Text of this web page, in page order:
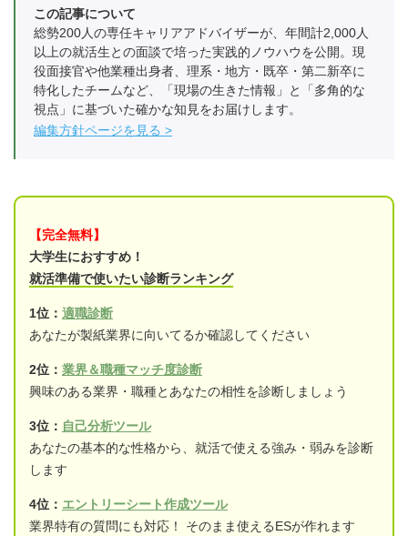
この記事について
総勢200人の専任キャリアアドバイザーが、年間計2,000人
以上の就活生との面談で培った実践的ノウハウを公開。現
役面接官や他業種出身者、理系・地方・既卒・第二新卒に
特化したチームなど、「現場の生きた情報」と「多角的な
視点」に基づいた確かな知見をお届けします。
編集方針ページを見る
【完全無料】
大学生におすすめ！
就活準備で使いたい診断ランキング
1位： 適職診断
あなたが製紙業界に向いてるか確認してください
2位： 業界＆職種マッチ度診断
興味のある業界・職種とあなたの相性を診断しましょう
3位： 自己分析ツール
あなたの基本的な性格から、就活で使える強み・弱みを診断
します
4位： エントリーシート作成ツール
業界特有の質問にも対応！ そのまま使えるESが作れます